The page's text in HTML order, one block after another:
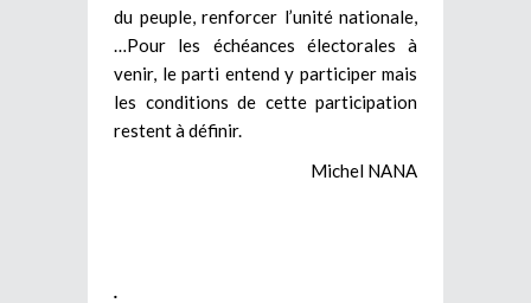
du peuple, renforcer l’unité nationale,
…Pour les échéances électorales à
venir, le parti entend y participer mais
les conditions de cette participation
restent à définir.
Michel NANA
.